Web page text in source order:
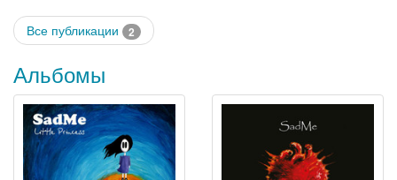
Все публикации 2
Альбомы